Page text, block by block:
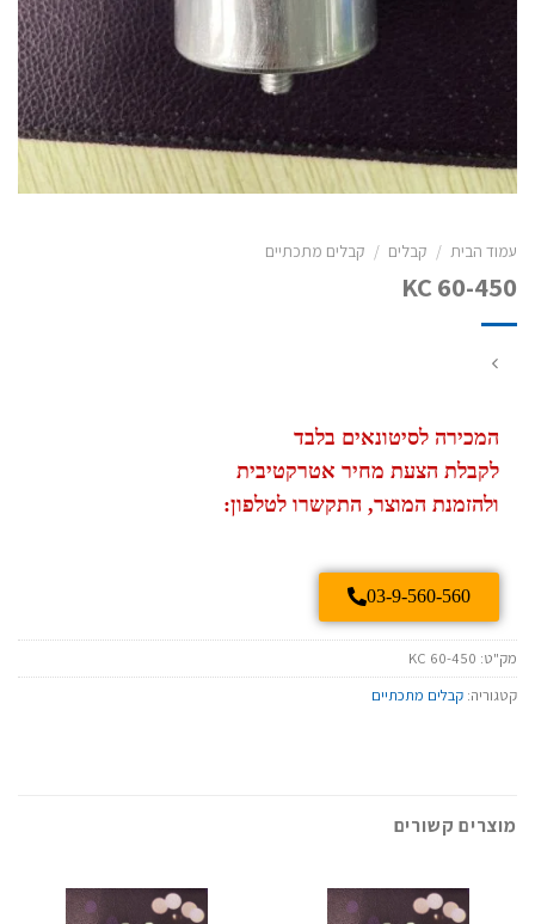
עמוד הבית / קבלים / קבלים מתכתיים
KC 60-450
המכירה לסיטונאים בלבד
לקבלת הצעת מחיר אטרקטיבית
ולהזמנת המוצר, התקשרו לטלפון:
03-9-560-560
מק"ט: KC 60-450
קטגוריה: קבלים מתכתיים
מוצרים קשורים